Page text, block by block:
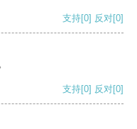
支持[0] 反对[0]
支持[0] 反对[0]